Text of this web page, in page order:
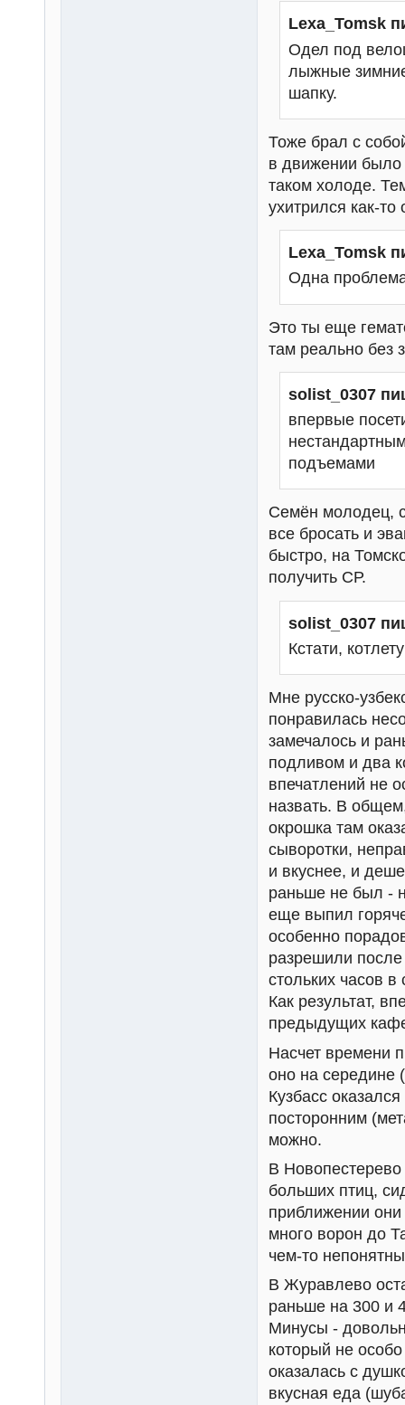
Lexa_Tomsk
Одел под
лыжные
шапку.
Тоже брал с
в движении было
таком холоде.
ухитрился как-то
Lexa_Tomsk
Одна
Это ты еще
там реально без
solist_0307
впервые
подъемами
Семён молодец,
все бросать и
быстро, на
получить СР.
solist_0307
Кстати,
Мне русско-
понравилась
замечалось и
подливом и два
впечатлений не
назвать. В
окрошка там
сыворотки,
и вкуснее, и
раньше не был -
еще выпил
особенно
разрешили после
стольких часов
Как результат,
предыдущих
Насчет времени
оно на середине
Кузбасс
посторонним
можно.
В Новопестерево
больших птиц,
приближении
много ворон до
чем-то
В Журавлево
раньше на 300 и
Минусы -
который не
оказалась с
вкусная еда